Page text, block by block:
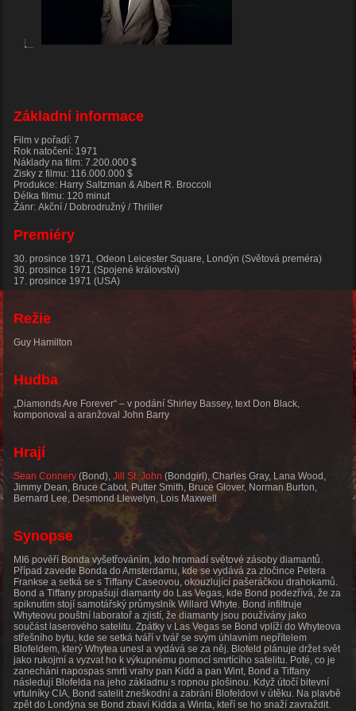
Základní informace
Film v pořadí: 7
Rok natočení: 1971
Náklady na film: 7.200.000 $
Zisky z filmu: 116.000.000 $
Produkce: Harry Saltzman & Albert R. Broccoli
Délka filmu: 120 minut
Žánr: Akční / Dobrodružný / Thriller
Premiéry
30. prosince 1971, Odeon Leicester Square, Londýn (Světová preméra)
30. prosince 1971 (Spojené království)
17. prosince 1971 (USA)
Režie
Guy Hamilton
Hudba
„Diamonds Are Forever“ – v podání Shirley Bassey, text Don Black,
komponoval a aranžoval John Barry
Hrají
Sean Connery (Bond), Jill St. John (Bondgirl), Charles Gray, Lana Wood,
Jimmy Dean, Bruce Cabot, Putter Smith, Bruce Glover, Norman Burton,
Bernard Lee, Desmond Llewelyn, Lois Maxwell
Synopse
MI6 pověří Bonda vyšetřováním, kdo hromadí světové zásoby diamantů.
Případ zavede Bonda do Amsterdamu, kde se vydává za zločince Petera
Frankse a setká se s Tiffany Caseovou, okouzlující pašeráčkou drahokamů.
Bond a Tiffany propašují diamanty do Las Vegas, kde Bond podezřívá, že za
spiknutím stojí samotářský průmyslník Willard Whyte. Bond infiltruje
Whyteovu pouštní laboratoř a zjistí, že diamanty jsou používány jako
součást laserového satelitu. Zpátky v Las Vegas se Bond vplíží do Whyteova
střešního bytu, kde se setká tváří v tvář se svým úhlavním nepřítelem
Blofeldem, který Whytea unesl a vydává se za něj. Blofeld plánuje držet svět
jako rukojmí a vyzvat ho k výkupnému pomocí smrtícího satelitu. Poté, co je
zanecháni napospas smrti vrahy pan Kidd a pan Wint, Bond a Tiffany
následují Blofelda na jeho základnu s ropnou plošinou. Když útočí bitevní
vrtulníky CIA, Bond satelit zneškodní a zabrání Blofeldovi v útěku. Na plavbě
zpět do Londýna se Bond zbaví Kidda a Winta, kteří se ho snaží zavraždit.